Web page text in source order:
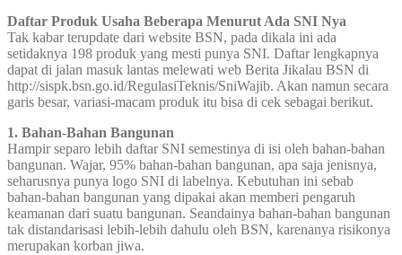
Daftar Produk Usaha Beberapa Menurut Ada SNI Nya
Tak kabar terupdate dari website BSN, pada dikala ini ada
setidaknya 198 produk yang mesti punya SNI. Daftar lengkapnya
dapat di jalan masuk lantas melewati web Berita Jikalau BSN di
http://sispk.bsn.go.id/RegulasiTeknis/SniWajib. Akan namun secara
garis besar, variasi-macam produk itu bisa di cek sebagai berikut.
1. Bahan-Bahan Bangunan
Hampir separo lebih daftar SNI semestinya di isi oleh bahan-bahan
bangunan. Wajar, 95% bahan-bahan bangunan, apa saja jenisnya,
seharusnya punya logo SNI di labelnya. Kebutuhan ini sebab
bahan-bahan bangunan yang dipakai akan memberi pengaruh
keamanan dari suatu bangunan. Seandainya bahan-bahan bangunan
tak distandarisasi lebih-lebih dahulu oleh BSN, karenanya risikonya
merupakan korban jiwa.